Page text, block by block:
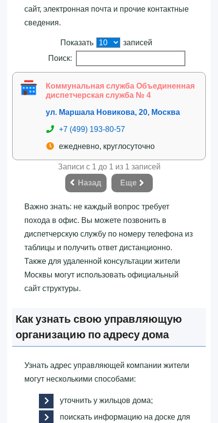
сайт, электронная почта и прочие контактные
сведения.
Показать
записей
Поиск:
Коммунальная служба Объединенная
диспетчерская служба № 4
ул. Маршала Новикова, 20, Москва
+7 (499) 193-80-57
ежедневно, круглосуточно
Записи с 1 до 1 из 1 записей
Назад
Еще
Важно знать: не каждый вопрос требует
похода в офис. Вы можете позвонить в
диспетчерскую службу по номеру телефона из
таблицы и получить ответ дистанционно.
Также для удаленной консультации жители
Москвы могут использовать официальный
сайт структуры.
Как узнать свою управляющую
организацию по адресу дома
Узнать адрес управляющей компании жители
могут несколькими способами:
уточнить у жильцов дома;
поискать информацию на доске для